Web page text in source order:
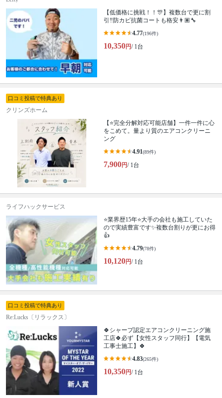
【低価格に挑戦！！🎊】複数台で更に割
引‼️防カビ抗菌コートも格安👨🏽‍🔧
4.77(196件)
10,350円/ 1台
口コミ投稿で特典あり
クリンズホーム
【⭐完全分解対応可能店舗】一件一件に心
をこめて。量より質のエアコンクリーニ
ング
4.91(89件)
7,900円/ 1台
ライフハックサービス
⭐業界歴15年⭐大手の会社も施工していた
ので実績豊富です✨複数台割りが更にお得
👍
4.79(78件)
10,120円/ 1台
口コミ投稿で特典あり
Re:Lucks〔リラックス〕
🍀シャープ認定エアコンクリーニング施
工店🍀必ず【女性スタッフ同行】【電気
工事士施工】🍀
4.83(265件)
10,350円/ 1台